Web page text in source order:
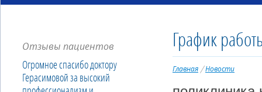
Отзывы пациентов
Огромное спасибо доктору
Герасимовой за высокий
График
Главная Новости